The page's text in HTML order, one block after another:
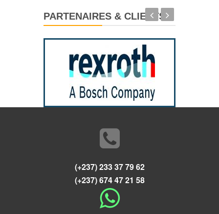
PARTENAIRES & CLIENTS
(+237) 233 37 79 62
(+237) 674 47 21 58